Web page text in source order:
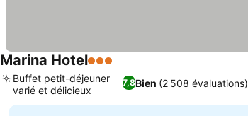
Marina Hotel3 Étoiles
7,8Bien (2 508 évaluations)
Buffet petit-déjeuner
varié et délicieux